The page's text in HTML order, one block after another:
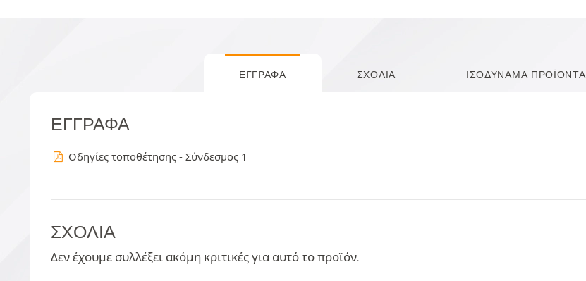
ΈΓΓΡΑΦΑ ΣΧΌΛΙΑ ΙΣΟΔΎΝΑΜΑ ΠΡΟΪΌΝΤΑ
ΈΓΓΡΑΦΑ
Οδηγίες τοποθέτησης - Σύνδεσμος 1
ΣΧΌΛΙΑ
Δεν έχουμε συλλέξει ακόμη κριτικές για αυτό το προϊόν.